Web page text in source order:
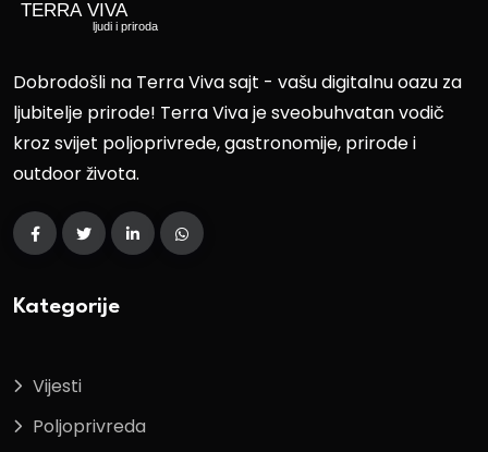
Dobrodošli na Terra Viva sajt - vašu digitalnu oazu za
ljubitelje prirode! Terra Viva je sveobuhvatan vodič
kroz svijet poljoprivrede, gastronomije, prirode i
outdoor života.
Kategorije
Vijesti
Poljoprivreda